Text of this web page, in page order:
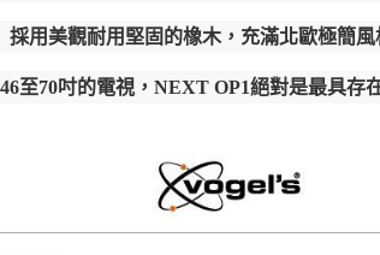
採用美觀耐用堅固的橡木，充滿北歐極簡風
至70吋的電視，NEXT OP1絕對是最具存